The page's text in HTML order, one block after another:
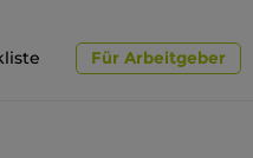
Für Arbeitgeber